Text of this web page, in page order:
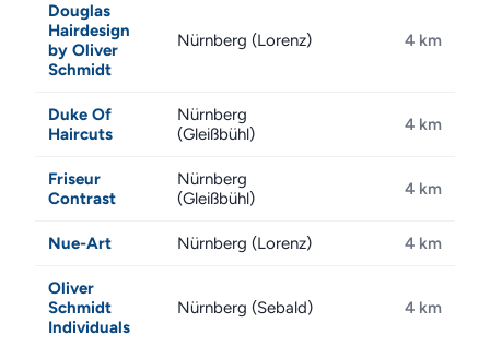
Douglas
Hairdesign
by Oliver
Schmidt
Nürnberg (Lorenz) 4 km
Duke Of
Haircuts
Nürnberg
(Gleißbühl)
4 km
Friseur
Contrast
Nürnberg
(Gleißbühl)
4 km
Nue-Art Nürnberg (Lorenz) 4 km
Oliver
Schmidt
Individuals
Nürnberg (Sebald) 4 km